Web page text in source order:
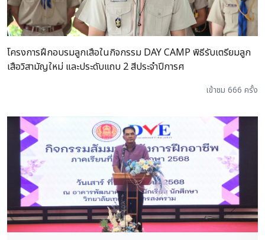
โครงการฝึกอบรมลูกเสือในกิจกรรม DAY CAMP พิธีรับเตรียมลูก
เสือวิสามัญใหม่ และประดับแถบ 2 สีประจำปีการศ
เข้าชม 666 ครั้ง